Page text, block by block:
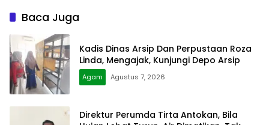
Baca Juga
Kadis Dinas Arsip Dan Perpustaan Roza
Linda, Mengajak, Kunjungi Depo Arsip
Agam Agustus 7, 2026
Direktur Perumda Tirta Antokan, Bila